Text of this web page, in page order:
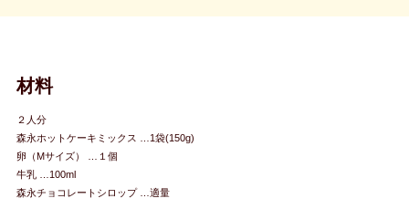
材料
２人分
森永ホットケーキミックス …1袋(150g)
卵（Mサイズ） …１個
牛乳 …100ml
森永チョコレートシロップ …適量